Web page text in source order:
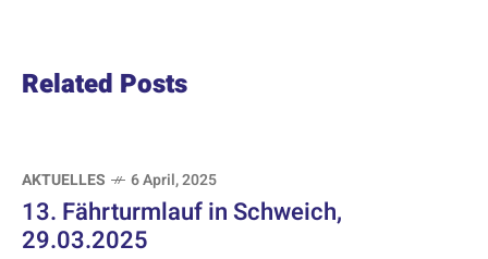
Related Posts
AKTUELLES 6 April, 2025
13. Fährturmlauf in Schweich,
29.03.2025